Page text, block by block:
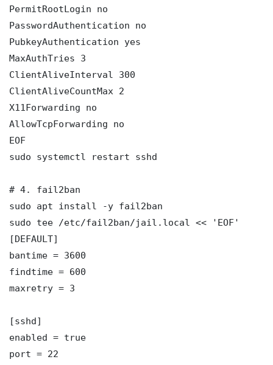
PermitRootLogin no
PasswordAuthentication no
PubkeyAuthentication yes
MaxAuthTries 3
ClientAliveInterval 300
ClientAliveCountMax 2
X11Forwarding no
AllowTcpForwarding no
EOF
sudo systemctl restart sshd
# 4. fail2ban
sudo apt install -y fail2ban
sudo tee /etc/fail2ban/jail.local << 'EOF'
[DEFAULT]
bantime = 3600
findtime = 600
maxretry = 3
[sshd]
enabled = true
port = 22